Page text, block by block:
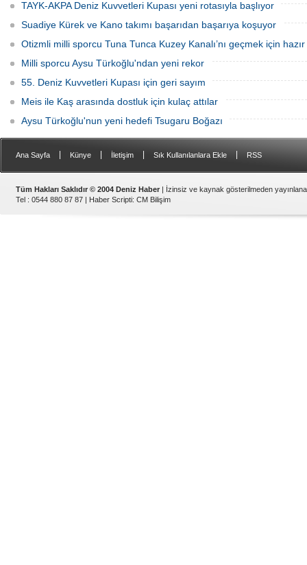
TAYK-AKPA Deniz Kuvvetleri Kupası yeni rotasıyla başlıyor
Suadiye Kürek ve Kano takımı başarıdan başarıya koşuyor
Otizmli milli sporcu Tuna Tunca Kuzey Kanalı’nı geçmek için hazır
Milli sporcu Aysu Türkoğlu'ndan yeni rekor
55. Deniz Kuvvetleri Kupası için geri sayım
Meis ile Kaş arasında dostluk için kulaç attılar
Aysu Türkoğlu'nun yeni hedefi Tsugaru Boğazı
Ana Sayfa Künye İletişim Sık Kullanılanlara Ekle RSS
Tüm Hakları Saklıdır © 2004 Deniz Haber | İzinsiz ve kaynak gösterilmeden
Tel : 0544 880 87 87 | Haber Scripti: CM Bilişim